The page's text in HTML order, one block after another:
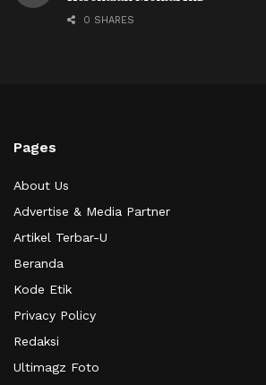
0 SHARES
Pages
About Us
Advertise & Media Partner
Artikel Terbar-U
Beranda
Kode Etik
Privacy Policy
Redaksi
Ultimagz Foto